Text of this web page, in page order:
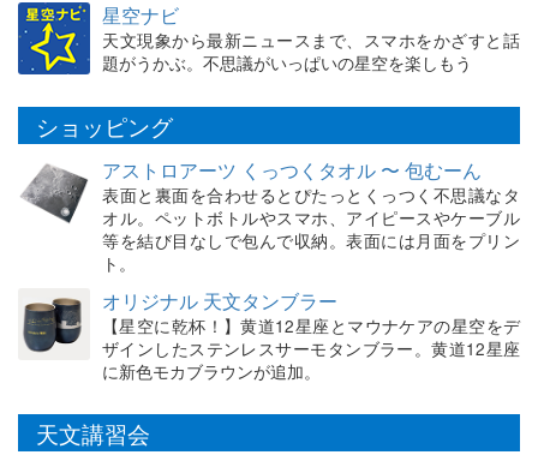
星空ナビ
天文現象から最新ニュースまで、スマホをかざすと話
題がうかぶ。不思議がいっぱいの星空を楽しもう
ショッピング
アストロアーツ くっつくタオル 〜 包むーん
表面と裏面を合わせるとぴたっとくっつく不思議なタ
オル。ペットボトルやスマホ、アイピースやケーブル
等を結び目なしで包んで収納。表面には月面をプリン
ト。
オリジナル 天文タンブラー
【星空に乾杯！】黄道12星座とマウナケアの星空をデ
ザインしたステンレスサーモタンブラー。黄道12星座
に新色モカブラウンが追加。
天文講習会